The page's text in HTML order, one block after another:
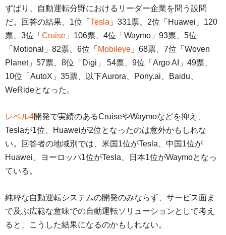
ずばり、自動運転分野におけるリーダー企業を問う設問
だ。回答の結果、1位「 Tesla 」331票、2位「Huawei」120
票、3位「 Cruise 」106票、4位「Waymo」93票、5位
「Motional」82票、6位「 Mobileye 」68票、7位「Woven
Planet」57票、8位「Digi」 54票、9位「Argo AI」49票、
10位「AutoX」35票、以下Aurora、Pony.ai、Baidu、
WeRideとなった。
レベル4開発で実績のあるCruiseやWaymoなどを抑え、
Teslaが1位、Huaweiが2位となったのは意外かもしれな
い。回答者の地域別では、米国1位がTesla、中国1位が
Huawei、ヨーロッパ1位がTesla、日本1位がWaymoとなっ
ている。
純粋な自動運転システムの開発のみならず、サービス面ま
で及ぶ広範な意味での自動運転ソリューションとして考え
ると、こうした結果になるのかもしれない。